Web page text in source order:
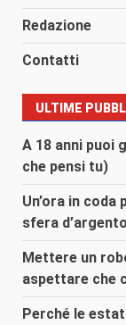
Redazione
Contatti
ULTIME
A 18 anni puoi
che pensi tu)
Un’ora in
sfera d’argento
Mettere un
aspettare che
Perché le